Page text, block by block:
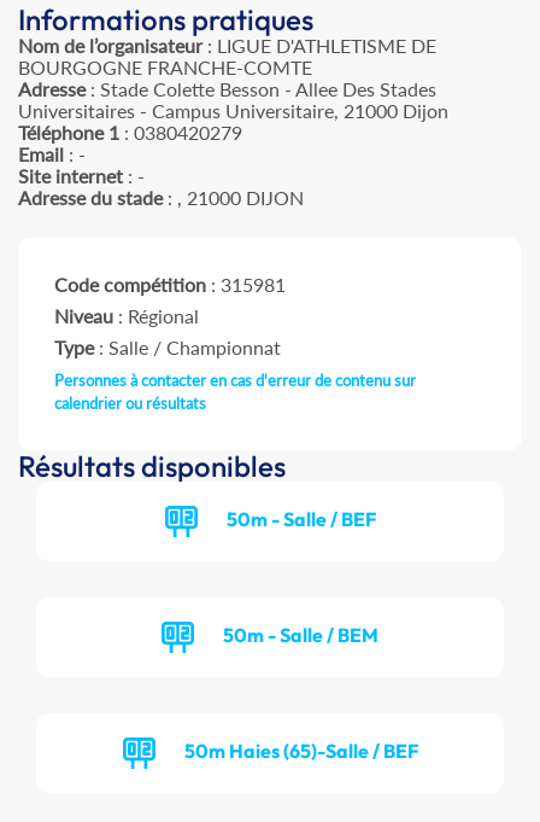
Informations pratiques
Nom de l’organisateur: LIGUE D'ATHLETISME DE
BOURGOGNE FRANCHE-COMTE
Adresse: Stade Colette Besson - Allee Des Stades
Universitaires - Campus Universitaire, 21000 Dijon
Téléphone 1 : 0380420279
Email : -
Site internet : -
Adresse du stade: , 21000 DIJON
Code compétition : 315981
Niveau : Régional
Type: Salle / Championnat
Personnes à contacter en cas d'erreur de contenu sur
calendrier ou résultats
Résultats disponibles
50m - Salle / BEF
50m - Salle / BEM
50m Haies (65)-Salle / BEF